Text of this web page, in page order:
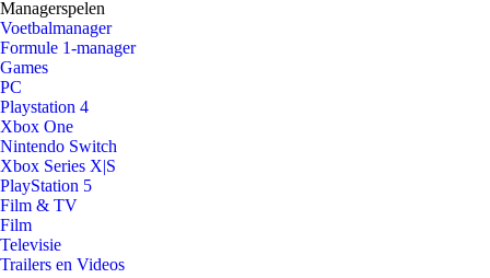
Managerspelen
Voetbalmanager
Formule 1-manager
Games
PC
Playstation 4
Xbox One
Nintendo Switch
Xbox Series X|S
PlayStation 5
Film & TV
Film
Televisie
Trailers en Videos